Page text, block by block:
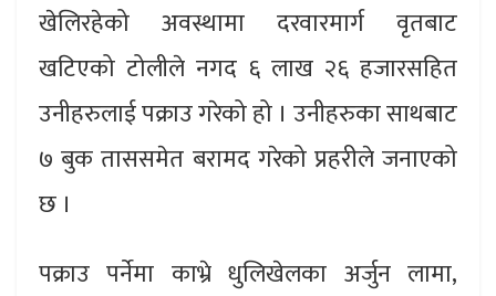
खेलिरहेको अवस्थामा दरवारमार्ग वृतबाट
खटिएको टोलीले नगद ६ लाख २६ हजारसहित
उनीहरुलाई पक्राउ गरेको हो । उनीहरुका साथबाट
७ बुक ताससमेत बरामद गरेको प्रहरीले जनाएको
छ ।
पक्राउ पर्नेमा काभ्रे धुलिखेलका अर्जुन लामा,